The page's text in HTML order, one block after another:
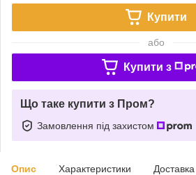
Купити
або
Купити з
Що таке купити з Пром?
Замовлення під захистом
Опис Характеристики Доставка